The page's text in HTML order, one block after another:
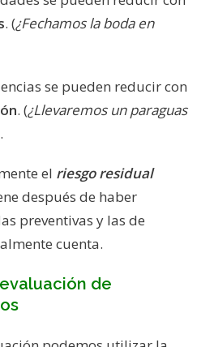
. (¿Fechamos la boda en
se pueden reducir con
. (¿Llevaremos un paraguas
el riesgo residual
después de haber
preventivas y las de
cuenta.
de